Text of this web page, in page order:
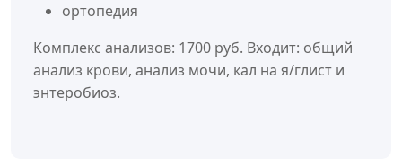
ортопедия
Комплекс анализов: 1700 руб. Входит: общий
анализ крови, анализ мочи, кал на я/глист и
энтеробиоз.